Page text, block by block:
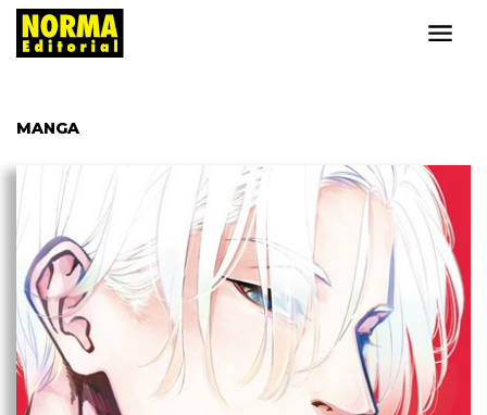
MANGA